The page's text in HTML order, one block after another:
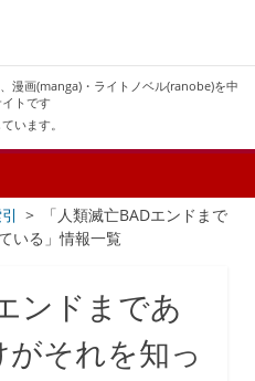
漫画(manga)・ライトノベル(ranobe)を中
トです
います。
「人類滅亡BADエンドまで
いる」情報一覧
ンドまであ
それを知っ